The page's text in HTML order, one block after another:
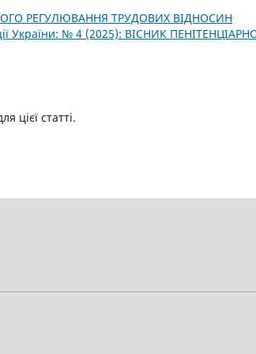
РЕГУЛЮВАННЯ ТРУДОВИХ ВІДНОСИН
України: № 4 (2025): ВІСНИК
цієї статті.